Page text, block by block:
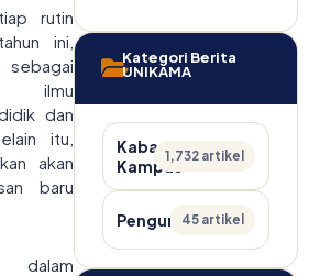
rutin
ini,
ilmu
dan
itu,
akan
baru
Kategori Berita
UNIKAMA
Kabar
Kampus
1,732 artikel
Pengumuman
45 artikel